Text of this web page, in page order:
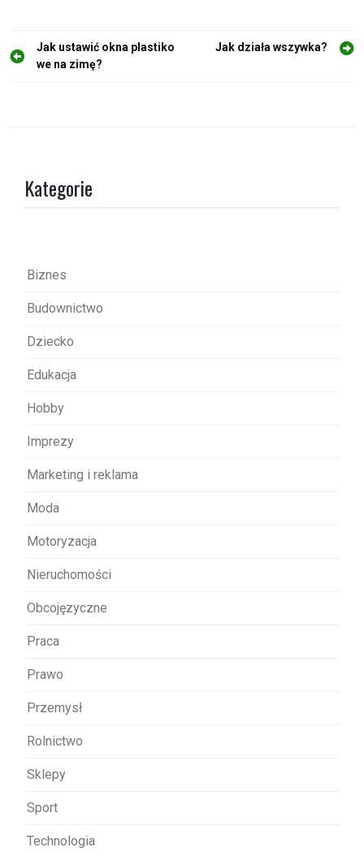
N
Jak ustawić okna plastiko
we na zimę?
Jak działa wszywka?
Kategorie
Biznes
Budownictwo
Dziecko
Edukacja
Hobby
Imprezy
Marketing i reklama
Moda
Motoryzacja
Nieruchomości
Obcojęzyczne
Praca
Prawo
Przemysł
Rolnictwo
Sklepy
Sport
Technologia